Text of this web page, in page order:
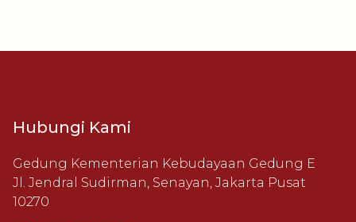
Hubungi Kami
Gedung Kementerian Kebudayaan Gedung E
Jl. Jendral Sudirman, Senayan, Jakarta Pusat
10270